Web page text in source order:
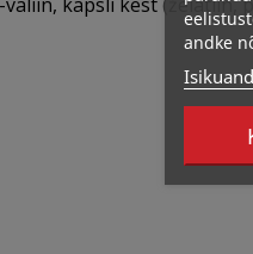
andke